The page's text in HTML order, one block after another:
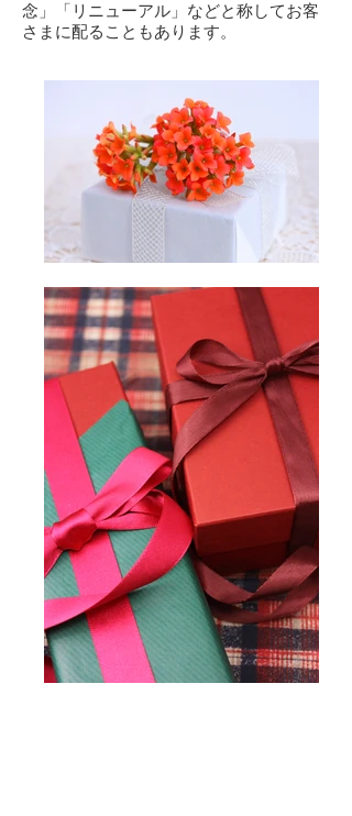
念」「リニューアル」などと称してお客
さまに配ることもあります。